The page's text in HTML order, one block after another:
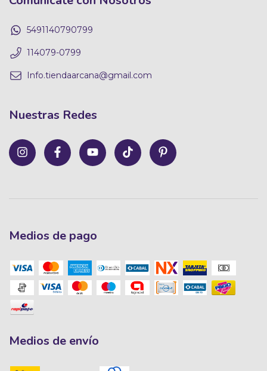
5491140790799
114079-0799
Info.tiendaarcana@gmail.com
Nuestras Redes
Medios de pago
Medios de envío